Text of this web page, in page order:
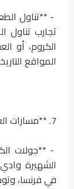
- **تناول
تجارب تناول
الكروم، أو
المواقع
7. **مسارات العنب والكروم**
- **جولات
الشهيرة وادي
في فرنسا،